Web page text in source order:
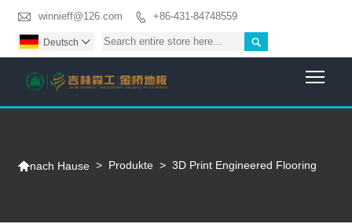
 winnieff@126.com  +86-431-84748559

Deutsch 
nach Hause > Produkte > 3D Print Engineered Flooring